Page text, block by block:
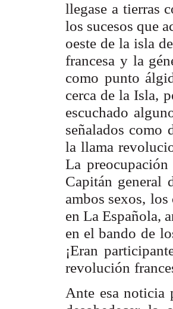
llegase a tierras
los sucesos que
oeste de la isla de
francesa y la
como punto
cerca de la Isla,
escuchado
señalados como
la llama
La
Capitán general
ambos sexos, los
en La Española,
en el bando de
¡Eran
revolución
Ante esa noticia